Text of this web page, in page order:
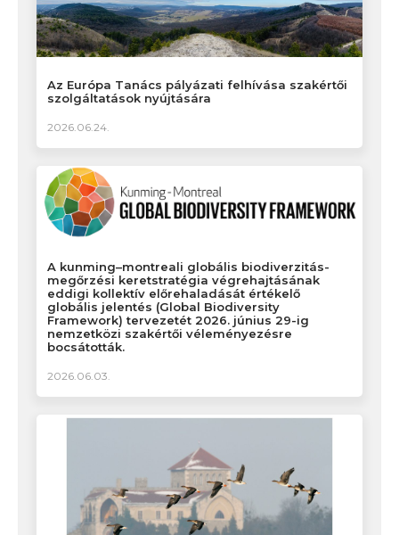
Az Európa Tanács pályázati felhívása szakértői
szolgáltatások nyújtására
2026.06.24.
A kunming–montreali globális biodiverzitás-
megőrzési keretstratégia végrehajtásának
eddigi kollektív előrehaladását értékelő
globális jelentés (Global Biodiversity
Framework) tervezetét 2026. június 29-ig
nemzetközi szakértői véleményezésre
bocsátották.
2026.06.03.